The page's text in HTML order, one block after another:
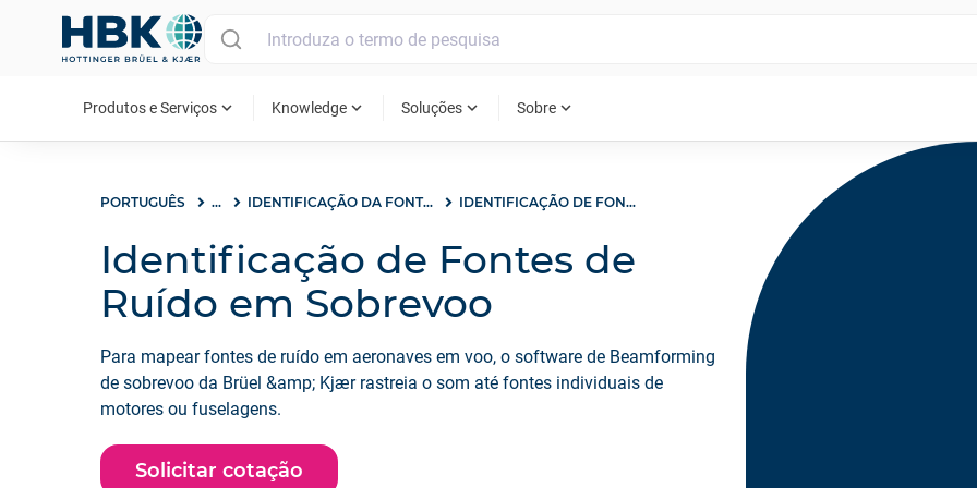
Produtos e Serviços expand_more Knowledge expand_more Soluções expand_more Sobre expand_more
PORTUGUÊS ... IDENTIFICAÇÃO DA FONTE DE RUÍDO IDENTIFICAÇÃO DE FONTES DE RUÍDO EM SOBREVOO
Identificação de Fontes de
Ruído em Sobrevoo
Para mapear fontes de ruído em aeronaves em voo, o software de Beamforming
de sobrevoo da Brüel &amp; Kjær rastreia o som até fontes individuais de
motores ou fuselagens.
Solicitar cotação